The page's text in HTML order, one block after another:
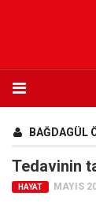
Künye
BAĞDAGÜL
Tedavinin
HAYAT MAYIS